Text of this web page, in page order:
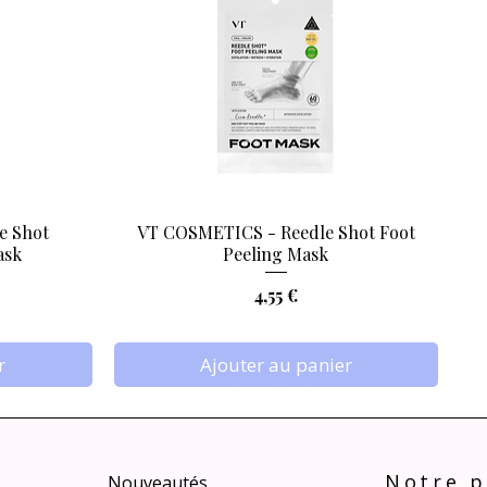
Shot
Aperçu rapide
VT COSMETICS - Reedle Shot Foot
Peeling Mask
Prix
4,55 €
Ajouter au panier